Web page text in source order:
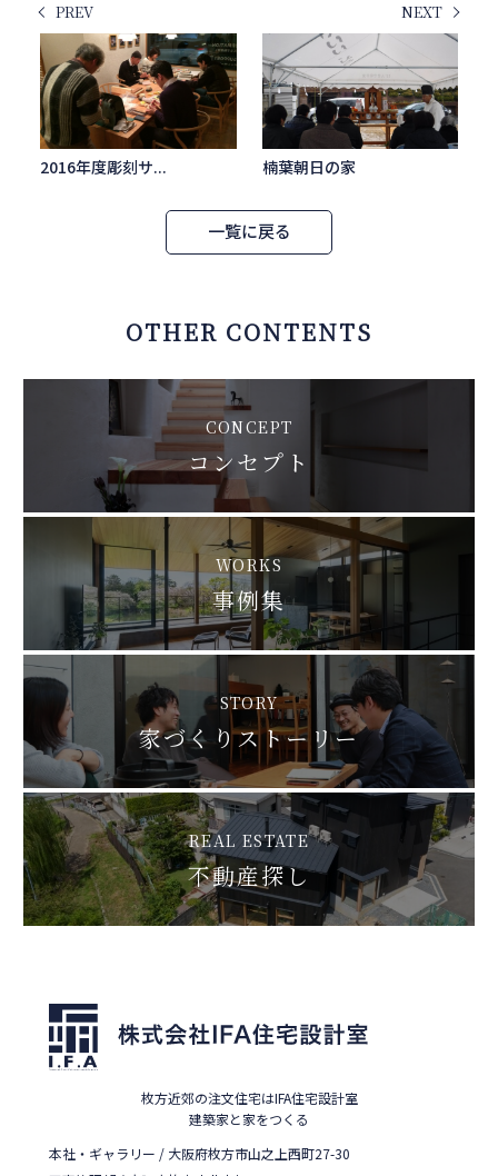
PREV
2016年度彫刻サ...
NEXT
楠葉朝日の家
一覧に戻る
OTHER CONTENTS
CONCEPT
コンセプト
WORKS
事例集
STORY
家づくりストーリー
REAL ESTATE
不動産探し
枚方近郊の注文住宅はIFA住宅設計室
建築家と家をつくる
本社・ギャラリー / 大阪府枚方市山之上西町27-30